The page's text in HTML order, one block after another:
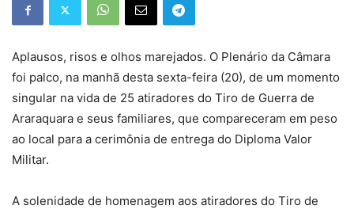
Aplausos, risos e olhos marejados. O Plenário da Câmara
foi palco, na manhã desta sexta-feira (20), de um momento
singular na vida de 25 atiradores do Tiro de Guerra de
Araraquara e seus familiares, que compareceram em peso
ao local para a cerimônia de entrega do Diploma Valor
Militar.
A solenidade de homenagem aos atiradores do Tiro de